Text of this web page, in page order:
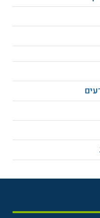
מדעי התזונה
רפואה ביהדות
הפרעות אכילה
ועוד